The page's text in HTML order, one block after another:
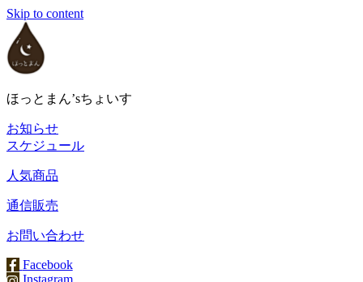
Skip to content
ほっとまん’sちょいす
お知らせ
スケジュール
人気商品
通信販売
お問い合わせ
Facebook